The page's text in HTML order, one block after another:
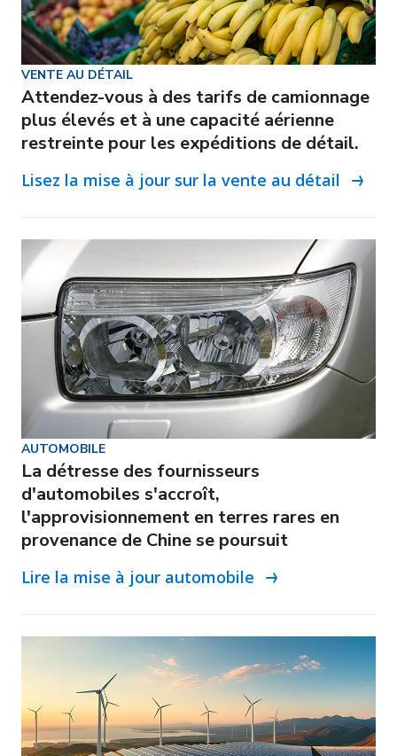
VENTE AU DÉTAIL
Attendez-vous à des tarifs de camionnage
plus élevés et à une capacité aérienne
restreinte pour les expéditions de détail.
Lisez la mise à jour sur la vente au détail
AUTOMOBILE
La détresse des fournisseurs
d'automobiles s'accroît,
l'approvisionnement en terres rares en
provenance de Chine se poursuit
Lire la mise à jour automobile